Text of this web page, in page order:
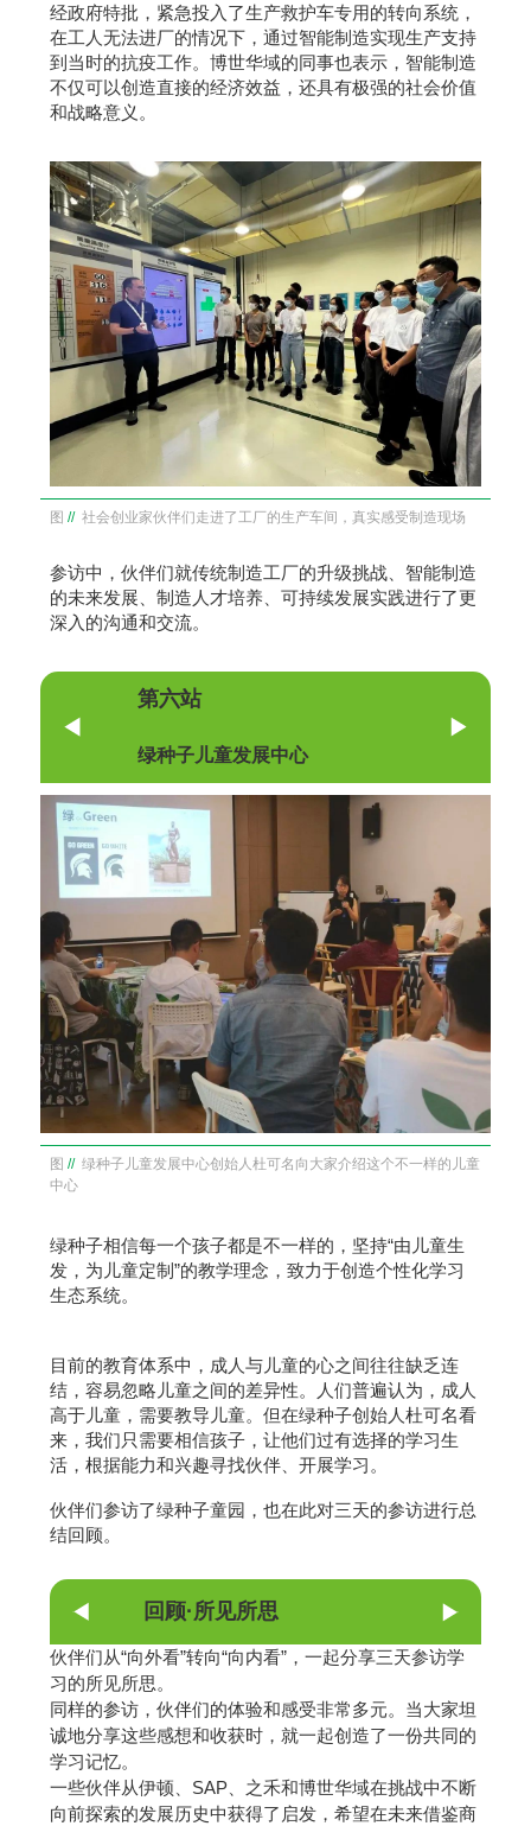
经政府特批，紧急投入了生产救护车专用的转向系统，
在工人无法进厂的情况下，通过智能制造实现生产支持
到当时的抗疫工作。博世华域的同事也表示，智能制造
不仅可以创造直接的经济效益，还具有极强的社会价值
和战略意义。
图 // 社会创业家伙伴们走进了工厂的生产车间，真实感受制造现场
参访中，伙伴们就传统制造工厂的升级挑战、智能制造
的未来发展、制造人才培养、可持续发展实践进行了更
深入的沟通和交流。
第六站
绿种子儿童发展中心
图 // 绿种子儿童发展中心创始人杜可名向大家介绍这个不一样的儿童
中心
绿种子相信每一个孩子都是不一样的，坚持“由儿童生
发，为儿童定制”的教学理念，致力于创造个性化学习
生态系统。
目前的教育体系中，成人与儿童的心之间往往缺乏连
结，容易忽略儿童之间的差异性。人们普遍认为，成人
高于儿童，需要教导儿童。但在绿种子创始人杜可名看
来，我们只需要相信孩子，让他们过有选择的学习生
活，根据能力和兴趣寻找伙伴、开展学习。
伙伴们参访了绿种子童园，也在此对三天的参访进行总
结回顾。
回顾·所见所思
伙伴们从“向外看”转向“向内看”，一起分享三天参访学
习的所见所思。
同样的参访，伙伴们的体验和感受非常多元。当大家坦
诚地分享这些感想和收获时，就一起创造了一份共同的
学习记忆。
一些伙伴从伊顿、SAP、之禾和博世华域在挑战中不断
向前探索的发展历史中获得了启发，希望在未来借鉴商